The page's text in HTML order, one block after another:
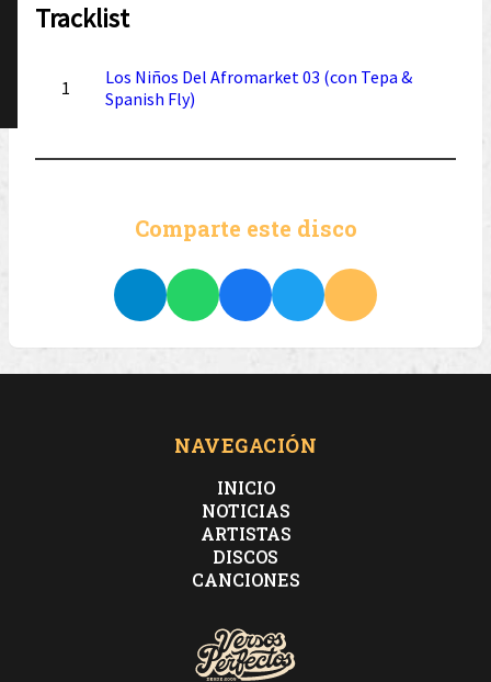
Tracklist
1
Los Niños Del Afromarket 03 (con Tepa &
Spanish Fly)
Comparte este disco
NAVEGACIÓN
INICIO
NOTICIAS
ARTISTAS
DISCOS
CANCIONES